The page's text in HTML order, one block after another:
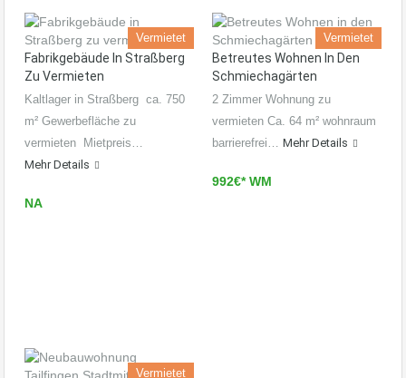
Vermietet
Fabrikgebäude In Straßberg
Zu Vermieten
Kaltlager in Straßberg ca. 750
m² Gewerbefläche zu
vermieten Mietpreis…
Mehr Details
NA
Vermietet
Betreutes Wohnen In Den
Schmiechagärten
2 Zimmer Wohnung zu
vermieten Ca. 64 m² wohnraum
barrierefrei… Mehr Details
992€* WM
Vermietet